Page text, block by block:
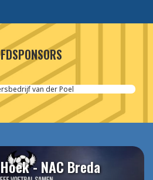
van der Poel
- NAC Breda